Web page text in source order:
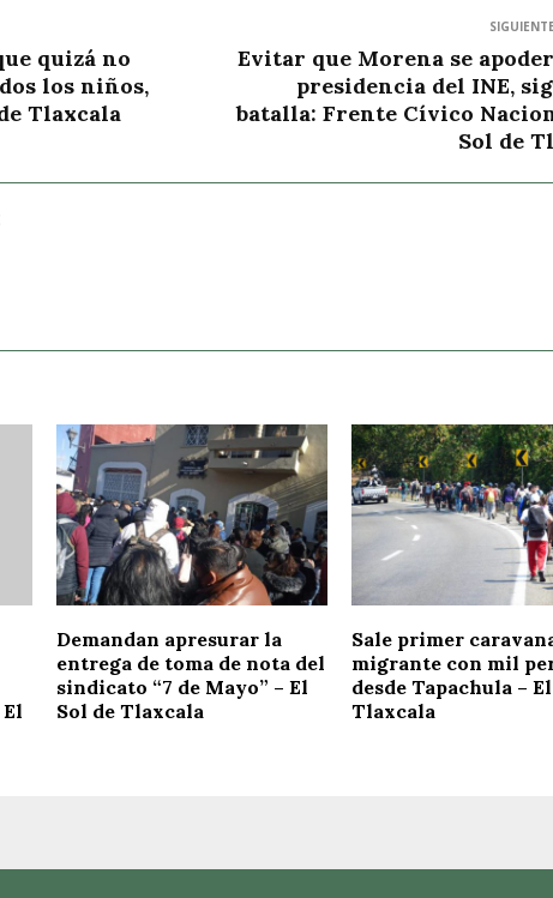
quizá no
los niños,
Tlaxcala
Evitar que Morena se
presidencia del INE,
batalla: Frente Cívico
Sol de
Demandan apresurar la
entrega de toma de nota del
sindicato “7 de Mayo” – El
Sol de Tlaxcala
Sale primer
migrante con mil
desde Tapachula –
Tlaxcala